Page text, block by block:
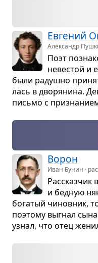
Евге­ний
Александр
Поэт
неве­стой и
были радушно
лась в дво­ря­нина.
письмо с
Ворон
Иван Бунин ·
Рас­сказ­чик
и бед­ную
бога­тый чинов­ник,
поэтому выгнал
узнал, что отец